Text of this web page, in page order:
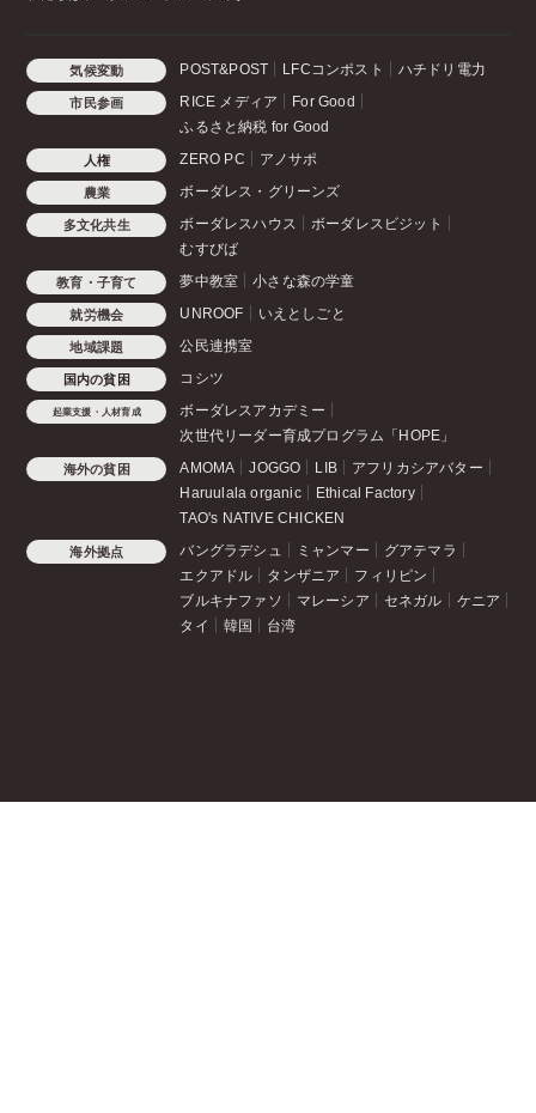
気候変動 POST&POST LFCコンポスト ハチドリ電力
市民参画 RICE メディア
For Good
ふるさと納税 for Good
人権 ZERO PC アノサポ
農業 ボーダレス・グリーンズ
多文化共生 ボーダレスハウス
ボーダレスビジット
むすびば
教育・子育て 夢中教室 小さな森の学童
就労機会 UNROOF いえとしごと
地域課題 公民連携室
国内の貧困 コシツ
起業支援・人材育成
ボーダレスアカデミー
次世代リーダー育成プログラム「HOPE」
海外の貧困 AMOMA JOGGO LIB
アフリカシアバター
Haruulala organic
Ethical Factory
TAO's NATIVE CHICKEN
海外拠点 バングラデシュ ミャンマー
グアテマラ
エクアドル
タンザニア
フィリピン
ブルキナファソ
マレーシア セネガル
ケニア
タイ
韓国 台湾